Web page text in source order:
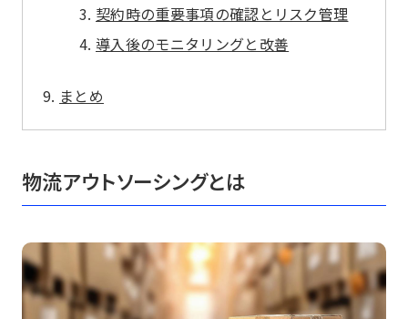
契約時の重要事項の確認とリスク管理
導入後のモニタリングと改善
まとめ
物流アウトソーシングとは